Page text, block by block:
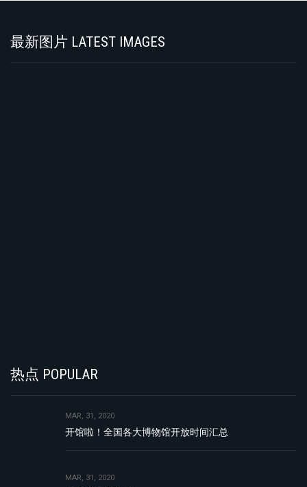
最新图片 LATEST IMAGES
热点 POPULAR
MAR, 31, 2020
开馆啦！全国各大博物馆开放时间汇总
MAR, 31, 2020